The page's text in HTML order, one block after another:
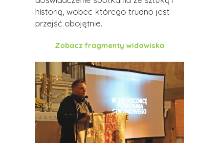
historią, wobec którego trudno jest
przejść obojętnie.
Zobacz fragmenty widowiska